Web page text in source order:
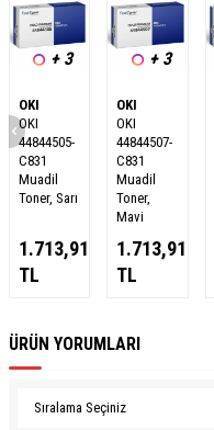
+ 3
OKI
OKI
44844505-
C831
Muadil
Toner, Sarı
1.713,91
TL
+ 3
OKI
OKI
44844507-
C831
Muadil
Toner,
Mavi
1.713,91
TL
ÜRÜN YORUMLARI